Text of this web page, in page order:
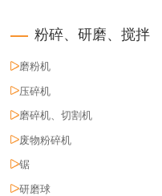
粉碎、研磨、搅拌
磨粉机
压碎机
磨碎机、切割机
废物粉碎机
锯
研磨球